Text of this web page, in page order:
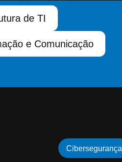
de TI
e Comunicação
Cibersegurança